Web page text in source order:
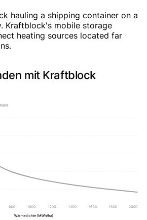
mit Kraftblock